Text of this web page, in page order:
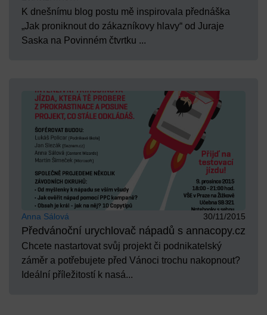
K dnešnímu blog postu mě inspirovala přednáška
„Jak proniknout do zákazníkovy hlavy“ od Juraje
Saska na Povinném čtvrtku ...
Anna Sálová 30/11/2015
Předvánoční urychlovač nápadů s annacopy.cz
Chcete nastartovat svůj projekt či podnikatelský
záměr a potřebujete před Vánoci trochu nakopnout?
Ideální příležitostí k nasá...